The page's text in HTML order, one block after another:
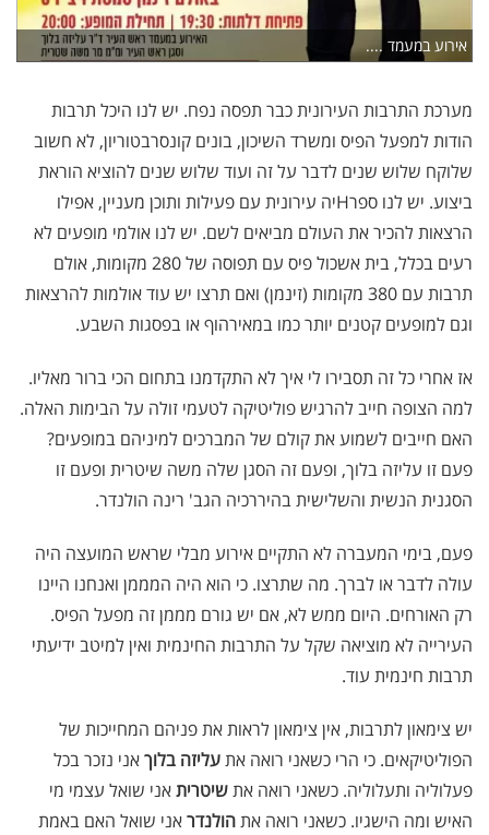
אירוע במעמד ....
מערכת התרבות העירונית כבר תפסה נפח. יש לנו היכל תרבות
הודות למפעל הפיס ומשרד השיכון, בונים קונסרבטוריון, לא חשוב
שלוקח שלוש שנים לדבר על זה ועוד שלוש שנים להוציא הוראת
ביצוע. יש לנו ספרHיה עירונית עם פעילות ותוכן מעניין, אפילו
הרצאות להכיר את העולם מביאים לשם. יש לנו אולמי מופעים לא
רעים בכלל, בית אשכול פיס עם תפוסה של 280 מקומות, אולם
תרבות עם 380 מקומות (זינמן) ואם תרצו יש עוד אולמות להרצאות
וגם למופעים קטנים יותר כמו במאירהוף או בפסגות השבע.
אז אחרי כל זה תסבירו לי איך לא התקדמנו בתחום הכי ברור מאליו.
למה הצופה חייב להרגיש פוליטיקה לטעמי זולה על הבימות האלה.
האם חייבים לשמוע את קולם של המברכים למיניהם במופעים?
פעם זו עליזה בלוך, ופעם זה הסגן שלה משה שיטרית ופעם זו
הסגנית הנשית והשלישית בהיררכיה הגב' רינה הולנדר.
פעם, בימי המעברה לא התקיים אירוע מבלי שראש המועצה היה
עולה לדבר או לברך. מה שתרצו. כי הוא היה המממן ואנחנו היינו
רק האורחים. היום ממש לא, אם יש גורם מממן זה מפעל הפיס.
העירייה לא מוציאה שקל על התרבות החינמית ואין למיטב ידיעתי
תרבות חינמית עוד.
יש צימאון לתרבות, אין צימאון לראות את פניהם המחייכות של
הפוליטיקאים. כי הרי כשאני רואה אתעליזה בלוךאני נזכר בכל
פעלוליה ותעלוליה. כשאני רואה אתשיטריתאני שואל עצמי מי
האיש ומה הישגיו. כשאני רואה אתהולנדראני שואל האם באמת